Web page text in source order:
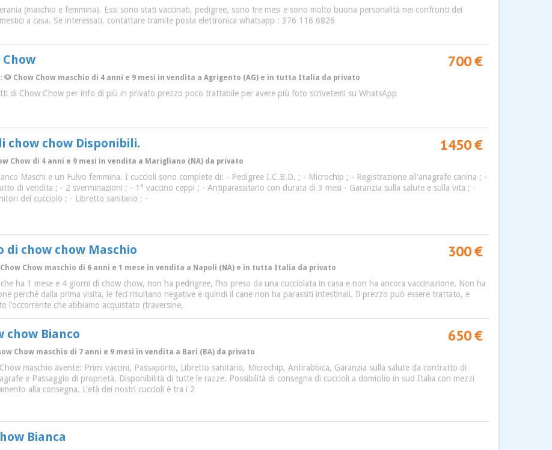
(maschio e femmina). Essi sono stati vaccinati, pedigree, sono tre mesi e sono molto buona personalità nei confronti dei
a casa. Se interessati, contattare tramite posta elettronica whatsapp : 376 116 6826
700 €
🐶 Chow Chow maschio di 4 anni e 9 mesi in vendita a Agrigento (AG) e in tutta Italia da privato
di Chow Chow per info di più in privato prezzo poco trattabile per avere più foto scrivetemi su WhatsApp
chow chow Disponibili. 1450 €
Chow di 4 anni e 9 mesi in vendita a Marigliano (NA) da privato
Maschi e un Fulvo femmina. I cuccioli sono complete di: - Pedigree I.C.B.D. ; - Microchip ; - Registrazione all'anagrafe canina ; -
di vendita ; - 2 sverminazioni ; - 1° vaccino ceppi ; - Antiparassitario con durata di 3 mesi - Garanzia sulla salute e sulla vita ; -
del cucciolo ; - Libretto sanitario ; -
di chow chow Maschio 300 €
Chow Chow maschio di 6 anni e 1 mese in vendita a Napoli (NA) e in tutta Italia da privato
ha 1 mese e 4 giorni di chow chow, non ha pedrigree, l’ho preso da una cucciolata in casa e non ha ancora vaccinazione. Non ha
perché dalla prima visita, le feci risultano negative e quindi il cane non ha parassiti intestinali. Il prezzo può essere trattato, e
l’occorrente che abbiamo acquistato (traversine,
chow Bianco 650 €
Chow maschio di 7 anni e 9 mesi in vendita a Bari (BA) da privato
maschio avente: Primi vaccini, Passaporto, Libretto sanitario, Microchip, Antirabbica, Garanzia sulla salute da contratto di
e Passaggio di proprietà. Disponibilità di tutte le razze. Possibilità di consegna di cuccioli a domicilio in sud Italia con mezzi
alla consegna. L'età dei nostri cuccioli è tra i 2
Bianca